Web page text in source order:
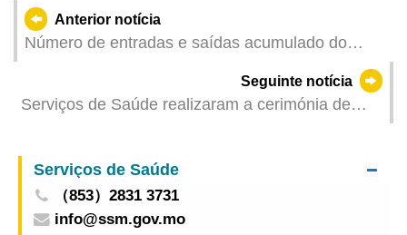
Anterior notícia
Número de entradas e saídas acumulado do
milhões, a eficiência da passagem fronteiriça
impulsiona a integração na Grande Baía
Seguinte notícia
Serviços de Saúde realizaram a cerimónia de
Chikungunya “Eliminação de água estagnada por
todos os moradores” “Distribuição ao domicílio”
de informações de educação para a saúde, para
Serviços de Saúde
（853）2831 3731
info@ssm.gov.mo